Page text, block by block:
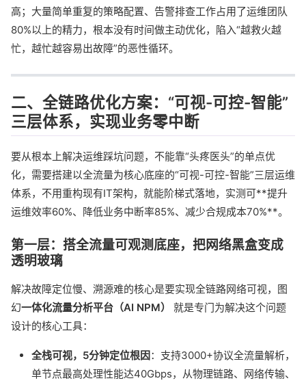
高；大量简单重复的策略配置、告警排查工作占用了运维团队
80%以上的精力，根本没有时间做主动优化，陷入“越救火越
忙，越忙越容易出故障”的恶性循环。
二、全链路优化方案：“可视-可控-智能”
三层体系，实现业务零中断
要从根本上解决运维踩坑问题，不能靠“头疼医头”的单点优
化，需要搭建以全流量为核心底座的“可视-可控-智能”三层运维
体系，不用重构现有IT架构，就能阶梯式落地，实测可**提升
运维效率60%、降低业务中断率85%、减少合规成本70%**。
第一层：搭全流量可观测底座，把网络黑盒变成
透明玻璃
解决故障定位慢、溯源难的核心是要实现全链路网络可视，图
幻一体化流量分析平台（AI NPM）
就是专门为解决这个问题
设计的核心工具：
全栈可视，5分钟定位根因 ：支持3000+协议全流量解析，
单节点最高处理性能达40Gbps，从物理链路、网络传输、